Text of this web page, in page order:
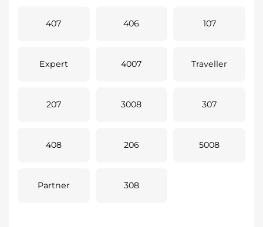
407 406 107
Expert 4007 Traveller
207 3008 307
408 206 5008
Partner 308